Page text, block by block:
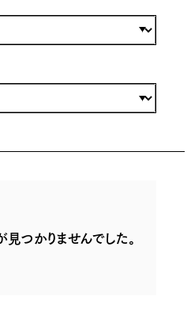
つかりませんでした。